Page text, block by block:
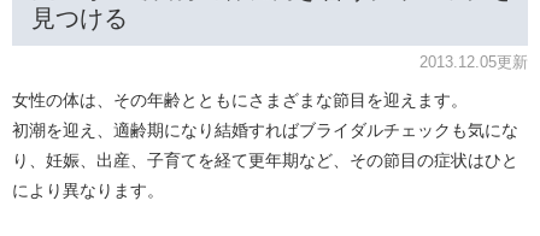
見つける
2013.12.05更新
女性の体は、その年齢とともにさまざまな節目を迎えます。
初潮を迎え、適齢期になり結婚すればブライダルチェックも気にな
り、妊娠、出産、子育てを経て更年期など、その節目の症状はひと
により異なります。